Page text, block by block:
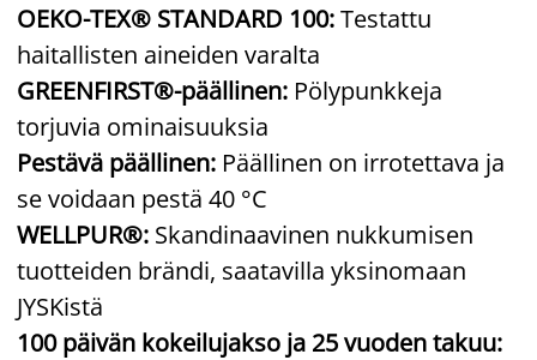
OEKO-TEX® STANDARD 100:Testattu
haitallisten aineiden varalta
GREENFIRST®-päällinen: Pölypunkkeja
torjuvia ominaisuuksia
Pestävä päällinen: Päällinen on irrotettava ja
se voidaan pestä 40 °C
WELLPUR®: Skandinaavinen nukkumisen
tuotteiden brändi, saatavilla yksinomaan
JYSKistä
100 päivän kokeilujakso ja 25 vuoden takuu: